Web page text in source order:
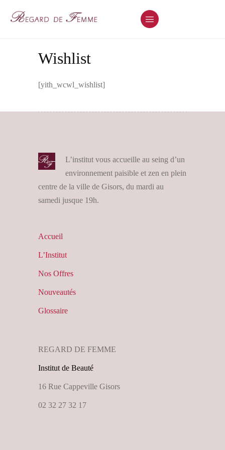
Wishlist
[yith_wcwl_wishlist]
L’institut vous accueille au seing d’un
environnement paisible et zen en plein
centre de la ville de Gisors, du mardi au
samedi jusque 19h.
Accueil
L’Institut
Nos Offres
Nouveautés
Glossaire
REGARD DE FEMME
Institut de Beauté
16 Rue Cappeville Gisors
02 32 27 32 17